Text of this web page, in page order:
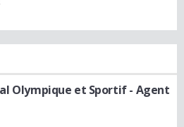
Olympique et Sportif- Agent